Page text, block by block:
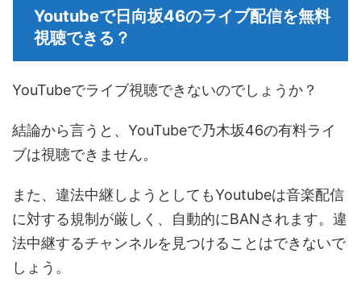
Youtubeで日向坂46のライブ配信を無料
視聴できる？
YouTubeでライブ視聴できないのでしょうか？
結論から言うと、YouTubeで乃木坂46の有料ライ
ブは視聴できません。
また、違法中継しようとしてもYoutubeは音楽配信
に対する規制が厳しく、自動的にBANされます。違
法中継するチャンネルを見つけることはできないで
しょう。